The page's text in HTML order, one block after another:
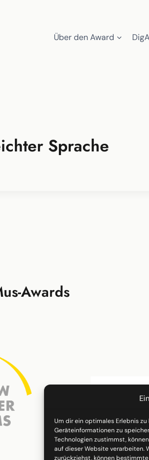
Um dir ein optimales Erlebnis
Geräteinformationen zu
Technologien zustimmst,
auf dieser Website verarbeiten.
zurückziehst, können
Über den Award
Sprache
Awards